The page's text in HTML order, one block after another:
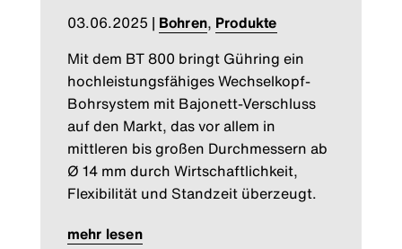
03.06.2025 | Bohren, Produkte
Mit dem BT 800 bringt Gühring ein
hochleistungsfähiges Wechselkopf-
Bohrsystem mit Bajonett-Verschluss
auf den Markt, das vor allem in
mittleren bis großen Durchmessern ab
Ø 14 mm durch Wirtschaftlichkeit,
Flexibilität und Standzeit überzeugt.
mehr lesen